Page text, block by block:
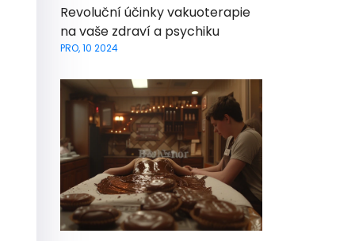
Revoluční účinky vakuoterapie
na vaše zdraví a psychiku
PRO, 10 2024